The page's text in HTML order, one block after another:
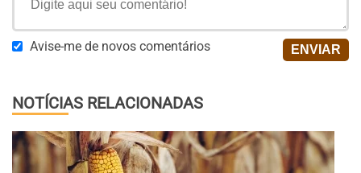
Avise-me de novos comentários
NOTÍCIAS RELACIONADAS